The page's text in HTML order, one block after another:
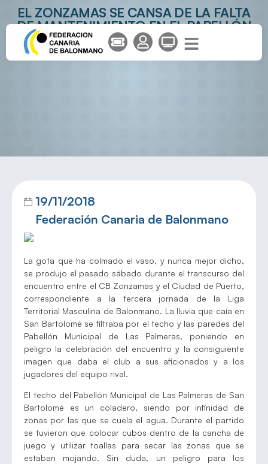
EL ZONZAMAS SE CANSA DE LA FALTA
DE MANTENIMIENTO EN EL PABELLÓN
DE SAN BARTOLOMÉ
19/11/2018
Federación Canaria de Balonmano
La gota que ha colmado el vaso, y nunca mejor dicho,
se produjo el pasado sábado durante el transcurso del
encuentro entre el CB Zonzamas y el Ciudad de Puerto,
correspondiente a la tercera jornada de la Liga
Territorial Masculina de Balonmano. La lluvia que caía en
San Bartolomé se filtraba por el techo y las paredes del
Pabellón Municipal de Las Palmeras, poniendo en
peligro la celebración del encuentro y la consiguiente
imagen que daba el club a sus aficionados y a los
jugadores del equipo rival.
El techo del Pabellón Municipal de Las Palmeras de San
Bartolomé es un coladero, siendo por infinidad de
zonas por las que se cuela el agua. Durante el partido
se tuvieron que colocar cubos dentro de la cancha de
juego y utilizar toallas para secar las zonas que se
estaban mojando. Sin duda, un peligro para los